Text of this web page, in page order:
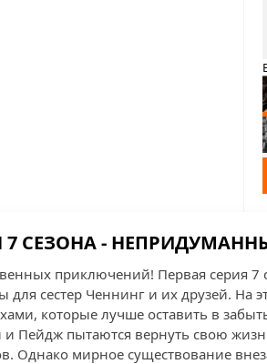
СЕЗОНА -
приключений! Первая серия 7
сестер Ченнинг и их друзей. На
которые лучше оставить в
Пейдж пытаются вернуть свою
Однако мирное существование